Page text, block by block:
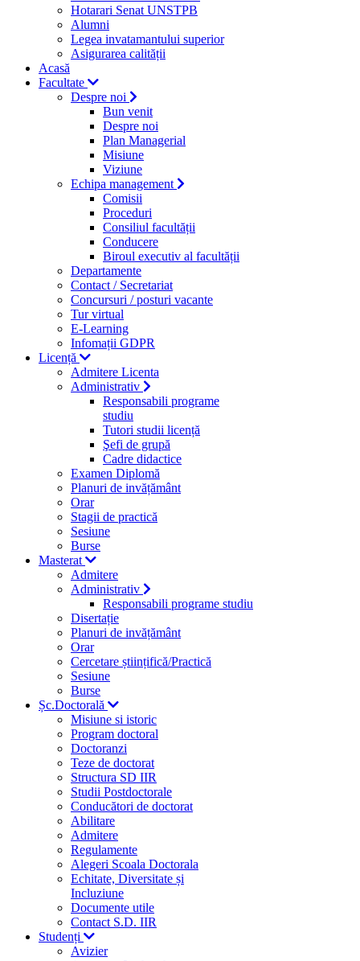
Hotarari Senat UNSTPB
Alumni
Legea invatamantului superior
Asigurarea calității
Acasă
Facultate
Despre noi
Bun venit
Despre noi
Plan Managerial
Misiune
Viziune
Echipa management
Comisii
Proceduri
Consiliul facultății
Conducere
Biroul executiv al facultății
Departamente
Contact / Secretariat
Concursuri / posturi vacante
Tur virtual
E-Learning
Infomații GDPR
Licență
Admitere Licenta
Administrativ
Responsabili programe
studiu
Tutori studii licență
Şefi de grupă
Cadre didactice
Examen Diplomă
Planuri de invățământ
Orar
Stagii de practică
Sesiune
Burse
Masterat
Admitere
Administrativ
Responsabili programe studiu
Disertație
Planuri de invățământ
Orar
Cercetare științifică/Practică
Sesiune
Burse
Șc.Doctorală
Misiune si istoric
Program doctoral
Doctoranzi
Teze de doctorat
Structura SD IIR
Studii Postdoctorale
Conducători de doctorat
Abilitare
Admitere
Regulamente
Alegeri Scoala Doctorala
Echitate, Diversitate și
Incluziune
Documente utile
Contact S.D. IIR
Studenți
Avizier